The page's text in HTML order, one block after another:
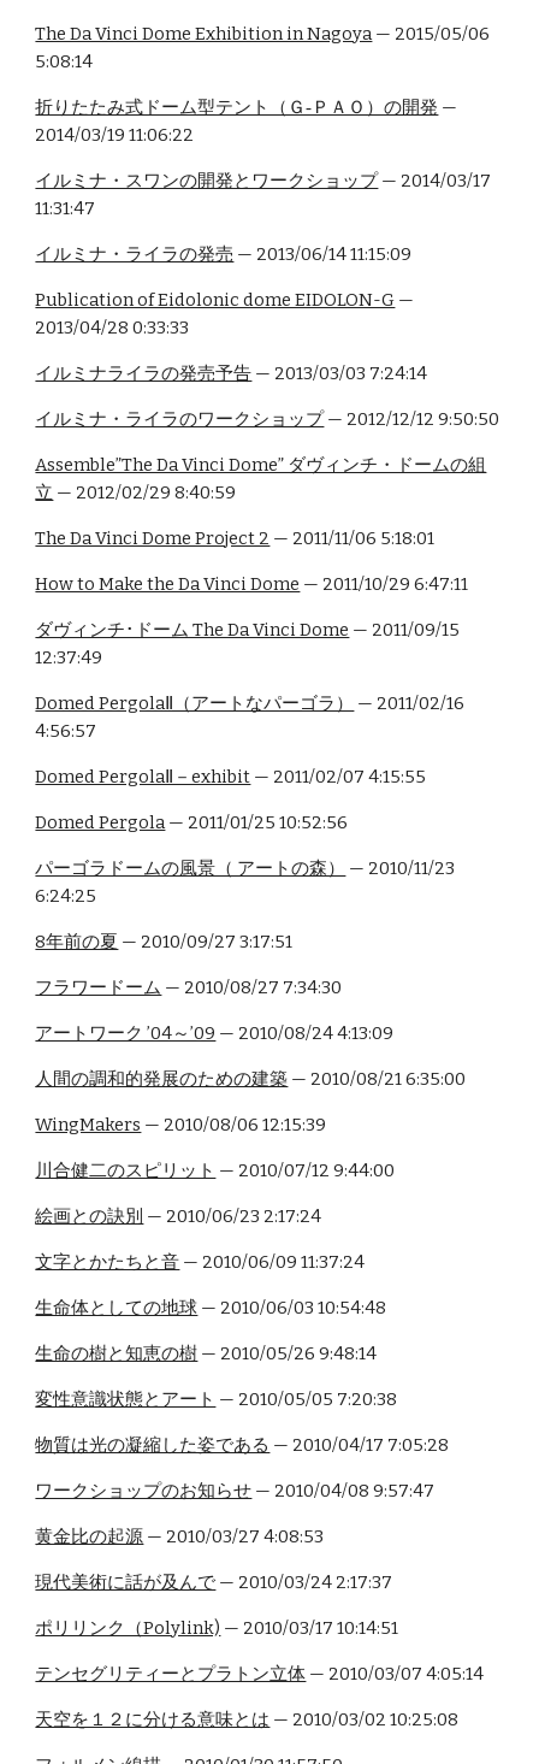
The Da Vinci Dome Exhibition in Nagoya— 2015/05/06
5:08:14
折りたたみ式ドーム型テント（Ｇ‐ＰＡＯ）の開発 —
2014/03/19 11:06:22
イルミナ・スワンの開発とワークショップ— 2014/03/17
11:31:47
イルミナ・ライラの発売 — 2013/06/14 11:15:09
Publication of Eidolonic dome EIDOLON-G —
2013/04/28 0:33:33
イルミナライラの発売予告 — 2013/03/03 7:24:14
イルミナ・ライラのワークショップ— 2012/12/12 9:50:50
Assemble”The Da Vinci Dome” ダヴィンチ・ドームの組
立 — 2012/02/29 8:40:59
The Da Vinci Dome Project 2 — 2011/11/06 5:18:01
How to Make the Da Vinci Dome — 2011/10/29 6:47:11
ダヴィンチ･ドーム The Da Vinci Dome — 2011/09/15
12:37:49
Domed PergolaⅡ（アートなパーゴラ）
— 2011/02/16
4:56:57
Domed PergolaⅡ－exhibit — 2011/02/07 4:15:55
Domed Pergola— 2011/01/25 10:52:56
パーゴラドームの風景（ アートの森）
— 2010/11/23
6:24:25
8年前の夏 — 2010/09/27 3:17:51
フラワードーム — 2010/08/27 7:34:30
アートワーク ’04～’09 — 2010/08/24 4:13:09
人間の調和的発展のための建築 — 2010/08/21 6:35:00
WingMakers — 2010/08/06 12:15:39
川合健二のスピリット — 2010/07/12 9:44:00
絵画との訣別 — 2010/06/23 2:17:24
文字とかたちと音 — 2010/06/09 11:37:24
生命体としての地球 — 2010/06/03 10:54:48
生命の樹と知恵の樹 — 2010/05/26 9:48:14
変性意識状態とアート — 2010/05/05 7:20:38
物質は光の凝縮した姿である — 2010/04/17 7:05:28
ワークショップのお知らせ — 2010/04/08 9:57:47
黄金比の起源 — 2010/03/27 4:08:53
現代美術に話が及んで — 2010/03/24 2:17:37
ポリリンク（Polylink) — 2010/03/17 10:14:51
テンセグリティーとプラトン立体 — 2010/03/07 4:05:14
天空を１２に分ける意味とは — 2010/03/02 10:25:08